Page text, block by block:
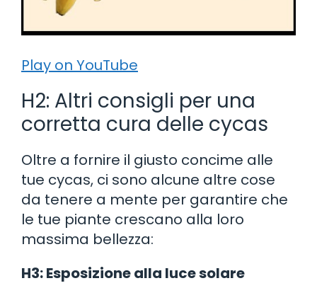
Play on YouTube
H2: Altri consigli per una
corretta cura delle cycas
Oltre a fornire il giusto concime alle
tue cycas, ci sono alcune altre cose
da tenere a mente per garantire che
le tue piante crescano alla loro
massima bellezza:
H3: Esposizione alla luce solare